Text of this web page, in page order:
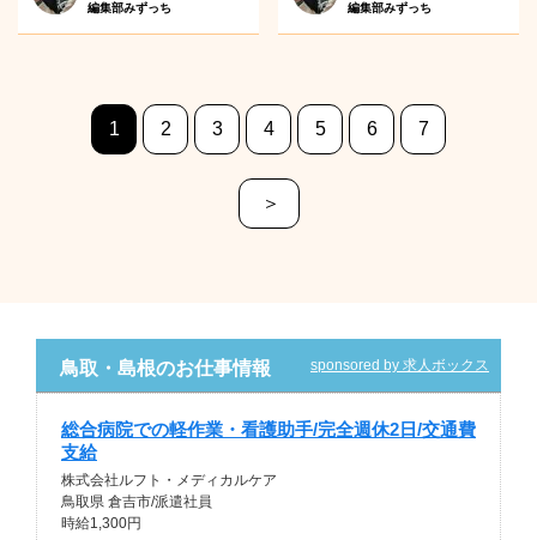
編集部みずっち 編集部みずっち
1 2 3 4 5 6 7
＞
鳥取・島根のお仕事情報 sponsored by 求人ボックス
総合病院での軽作業・看護助手/完全週休2日/交通費
支給
株式会社ルフト・メディカルケア
鳥取県 倉吉市/派遣社員
時給1,300円